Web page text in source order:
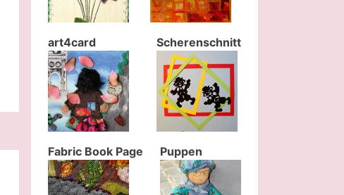
art4card Scherenschnitt
Fabric Book Page Puppen